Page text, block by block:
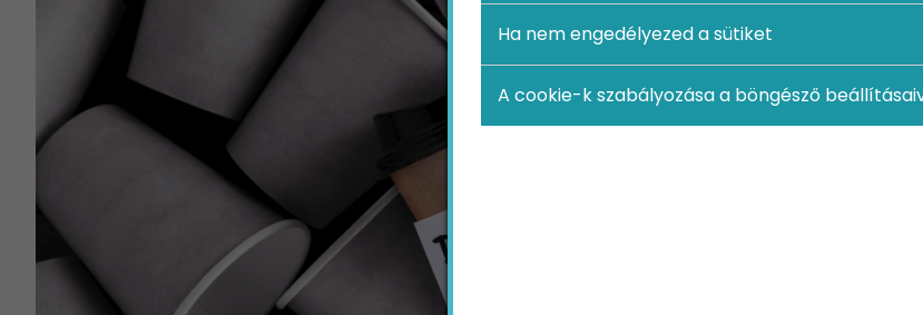
Ha nem engedélyezed a sütiket
A cookie-k szabályozása a böngésző